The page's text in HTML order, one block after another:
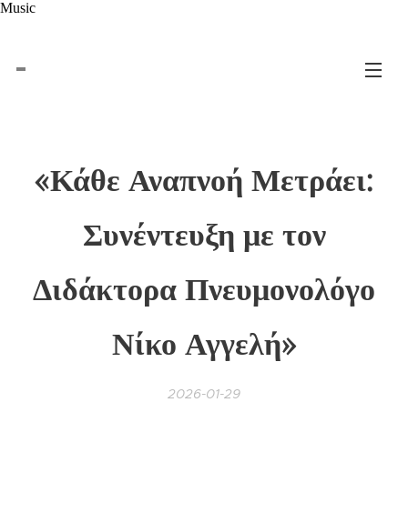
Music
«Κάθε Αναπνοή Μετράει:
Συνέντευξη με τον
Διδάκτορα Πνευμονολόγο
Νίκο Αγγελή»
2026-01-29